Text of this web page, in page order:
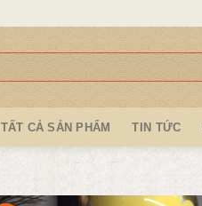
TẤT CẢ SẢN PHẨM TIN TỨC